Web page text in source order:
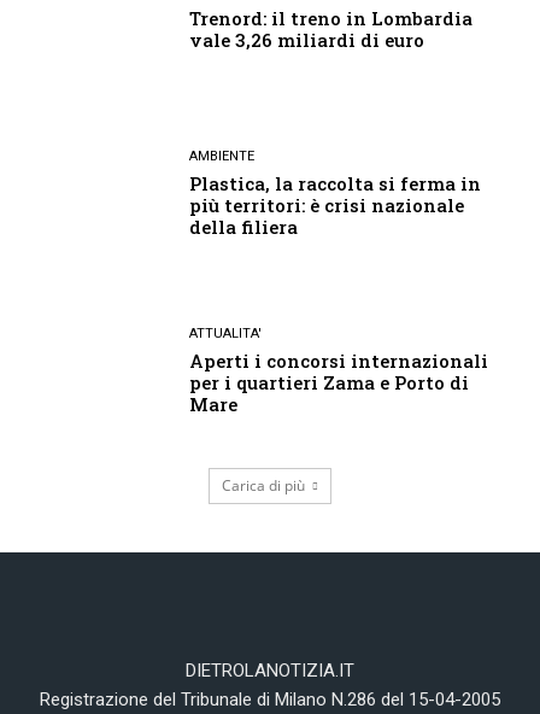
Trenord: il treno in Lombardia
vale 3,26 miliardi di euro
AMBIENTE
Plastica, la raccolta si ferma in
più territori: è crisi nazionale
della filiera
ATTUALITA'
Aperti i concorsi internazionali
per i quartieri Zama e Porto di
Mare
Carica di più
DIETROLANOTIZIA.IT
Registrazione del Tribunale di Milano N.286 del 15-04-2005